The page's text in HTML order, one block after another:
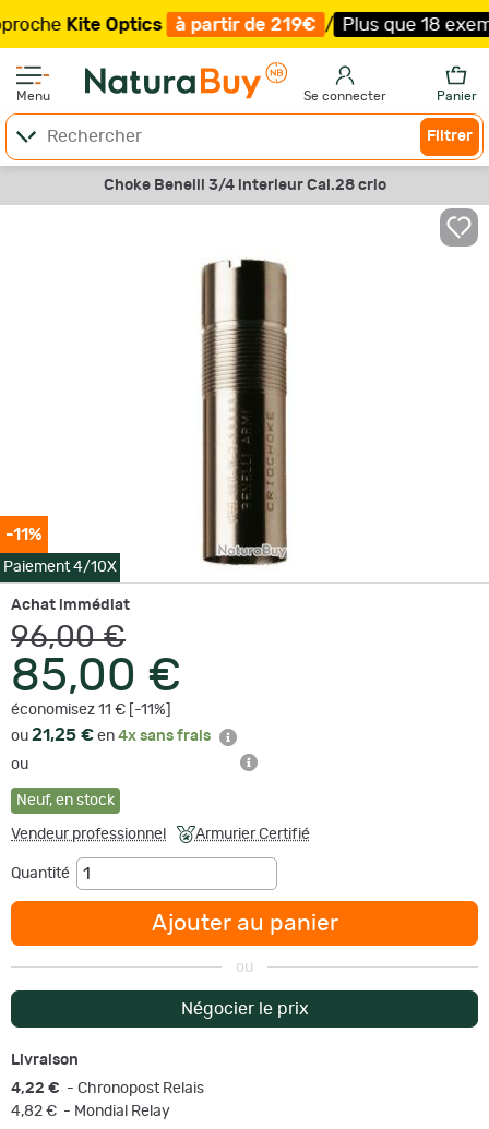
Kite Optics à partir de 219€ / Plus que 18
Menu Se connecter Panier
Filtrer
Choke Benelli 3/4 interieur Cal.28 crio
-11%
Paiement 4/10X
Achat immédiat
96,00 €
85,00 €
économisez 11 € [-11%]
ou 21,25 € en 4x sans frais
ou
Neuf, en stock
Vendeur professionnel Armurier Certifié
Quantité
Ajouter au panier
ou
Négocier le prix
Livraison
4,22 € - Chronopost Relais
4,82 € - Mondial Relay